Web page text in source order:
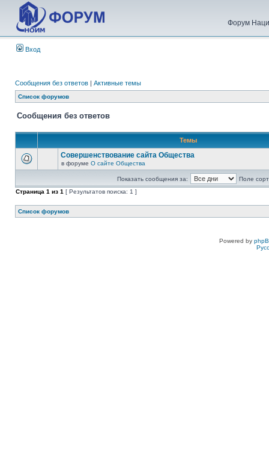
Форум
Вход
Сообщения без ответов | Активные темы
Список форумов
Сообщения без ответов
Темы
Совершенствование сайта Общества
в форуме О сайте Общества
Показать сообщения за:
Поле
Страница 1 из 1 [ Результатов поиска: 1 ]
Список форумов
Powered by